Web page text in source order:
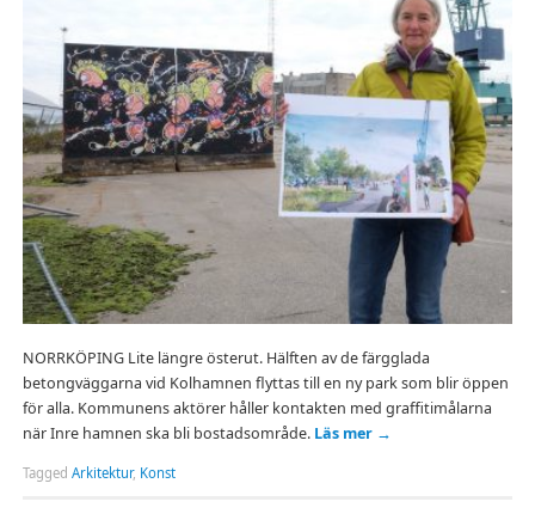
NORRKÖPING Lite längre österut. Hälften av de färgglada
betongväggarna vid Kolhamnen flyttas till en ny park som blir öppen
för alla. Kommunens aktörer håller kontakten med graffitimålarna
när Inre hamnen ska bli bostadsområde. Läs mer →
Tagged Arkitektur, Konst